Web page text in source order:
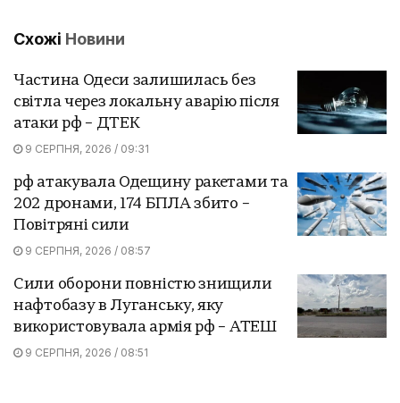
Схожі Новини
Частина Одеси залишилась без
світла через локальну аварію після
атаки рф – ДТЕК
9 СЕРПНЯ, 2026 / 09:31
рф атакувала Одещину ракетами та
202 дронами, 174 БПЛА збито –
Повітряні сили
9 СЕРПНЯ, 2026 / 08:57
Сили оборони повністю знищили
нафтобазу в Луганську, яку
використовувала армія рф – АТЕШ
9 СЕРПНЯ, 2026 / 08:51